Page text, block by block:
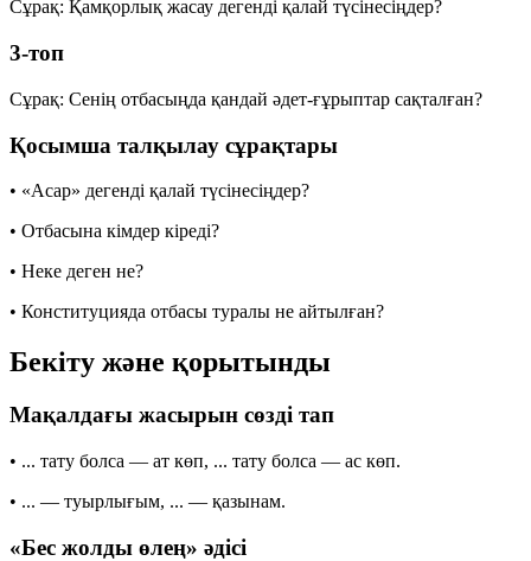
Сұрақ: Қамқорлық жасау дегенді қалай түсінесіңдер?
3-топ
Сұрақ: Сенің отбасыңда қандай әдет-ғұрыптар сақталған?
Қосымша талқылау сұрақтары
• «Асар» дегенді қалай түсінесіңдер?
• Отбасына кімдер кіреді?
• Неке деген не?
• Конституцияда отбасы туралы не айтылған?
Бекіту және қорытынды
Мақалдағы жасырын сөзді тап
• ... тату болса — ат көп, ... тату болса — ас көп.
• ... — туырлығым, ... — қазынам.
«Бес жолды өлең» әдісі